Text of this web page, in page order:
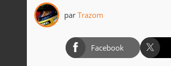
par Trazom
Facebook